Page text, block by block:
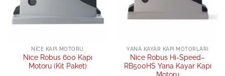
NICE KAPI MOTORU
Nice Robus 600 Kapı
Motoru (Kit Paket)
YANA KAYAR KAPI MOTORLARI
Nice Robus Hi-Speed–
RB500HS Yana Kayar Kapı